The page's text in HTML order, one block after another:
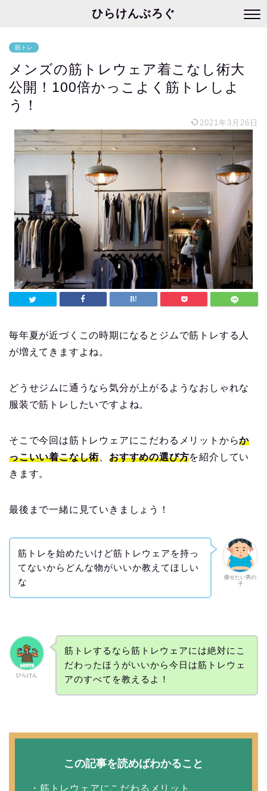
ひらけんぶろぐ
筋トレ
メンズの筋トレウェア着こなし術大
公開！100倍かっこよく筋トレしよ
う！
2021年3月26日
毎年夏が近づくこの時期になるとジムで筋トレする人
が増えてきますよね。
どうせジムに通うなら気分が上がるようなおしゃれな
服装で筋トレしたいですよね。
そこで今回は筋トレウェアにこだわるメリットからか
っこいい着こなし術 、おすすめの選び方を紹介してい
きます。
最後まで一緒に見ていきましょう！
痩せたい男の
子
筋トレを始めたいけど筋トレウェアを持っ
てないからどんな物がいいか教えてほしい
な
ひらけん
筋トレするなら筋トレウェアには絶対にこ
だわったほうがいいから今日は筋トレウェ
アのすべてを教えるよ！
この記事を読めばわかること
・筋トレウェアにこだわるメリット